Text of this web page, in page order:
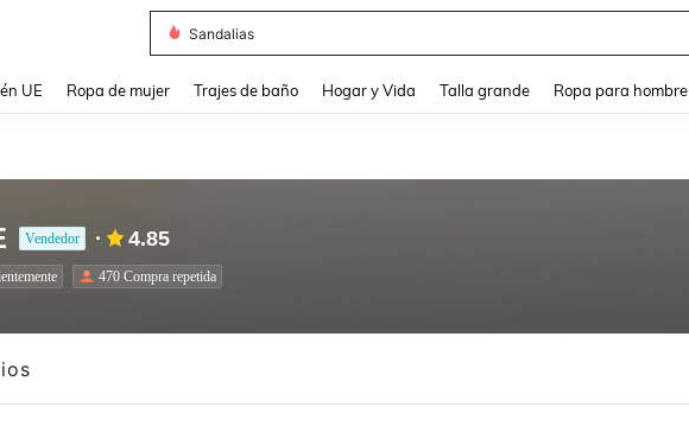
Sandalias
UE Ropa de mujer Trajes de baño Hogar y Vida Talla grande Ropa para hombre
Vendedor 4.85
470 Compra repetida